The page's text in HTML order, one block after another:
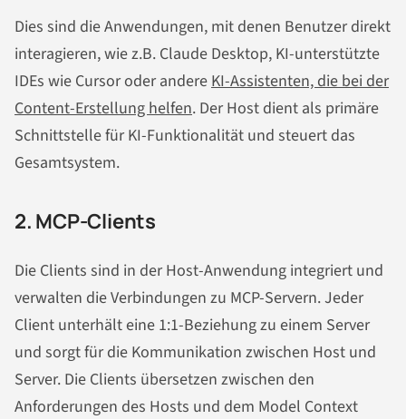
Dies sind die Anwendungen, mit denen Benutzer direkt
interagieren, wie z.B. Claude Desktop, KI-unterstützte
IDEs wie Cursor oder andereKI-Assistenten, die bei der
Content-Erstellung helfen. Der Host dient als primäre
Schnittstelle für KI-Funktionalität und steuert das
Gesamtsystem.
2. MCP-Clients
Die Clients sind in der Host-Anwendung integriert und
verwalten die Verbindungen zu MCP-Servern. Jeder
Client unterhält eine 1:1-Beziehung zu einem Server
und sorgt für die Kommunikation zwischen Host und
Server. Die Clients übersetzen zwischen den
Anforderungen des Hosts und dem Model Context